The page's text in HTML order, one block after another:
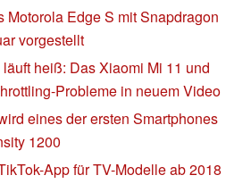
Motorola Edge S mit Snapdragon
vorgestellt
heiß: Das Xiaomi Mi 11 und
Probleme in neuem Video
eines der ersten Smartphones
1200
App für TV-Modelle ab 2018